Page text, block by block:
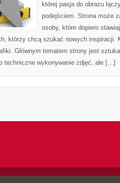
której pasja do obrazu
podejściem. Strona może
osoby, które dopiero
którzy chcą szukać nowych inspiracji.
Głównym tematem strony jest
techniczne wykonywanie zdjęć, ale […]